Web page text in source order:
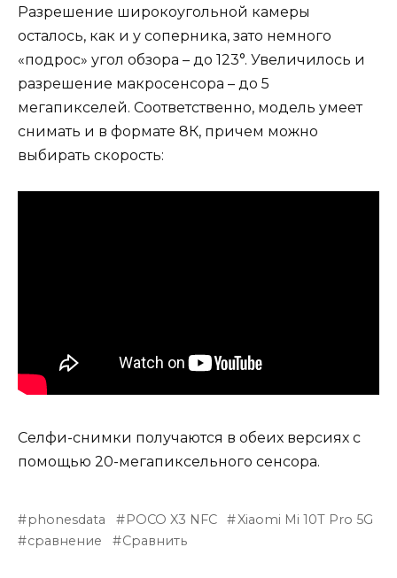
Разрешение широкоугольной камеры
осталось, как и у соперника, зато немного
«подрос» угол обзора – до 123°. Увеличилось и
разрешение макросенсора – до 5
мегапикселей. Соответственно, модель умеет
снимать и в формате 8К, причем можно
выбирать скорость:
Селфи-снимки получаются в обеих версиях с
помощью 20-мегапиксельного сенсора.
phonesdata POCO X3 NFC
Xiaomi Mi 10T Pro 5G
сравнение
Сравнить